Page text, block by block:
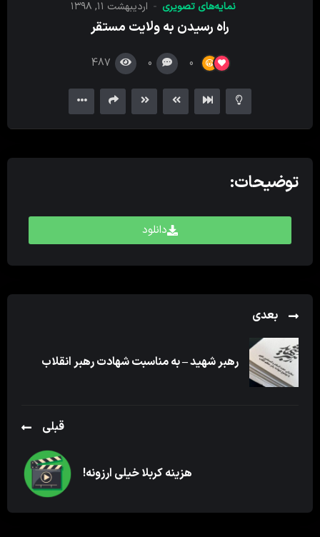
نمایه‌های تصویری اردیبهشت ۱۱, ۱۳۹۸
راه رسیدن به ولایت مستقر
0
0
487
توضیحات:
دانلود
بعدی
رهبر شهید – به مناسبت شهادت رهبر انقلاب
قبلی
هزینه کربلا خیلی ارزونه!